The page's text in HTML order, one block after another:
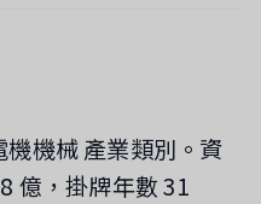
億，掛牌年數 31